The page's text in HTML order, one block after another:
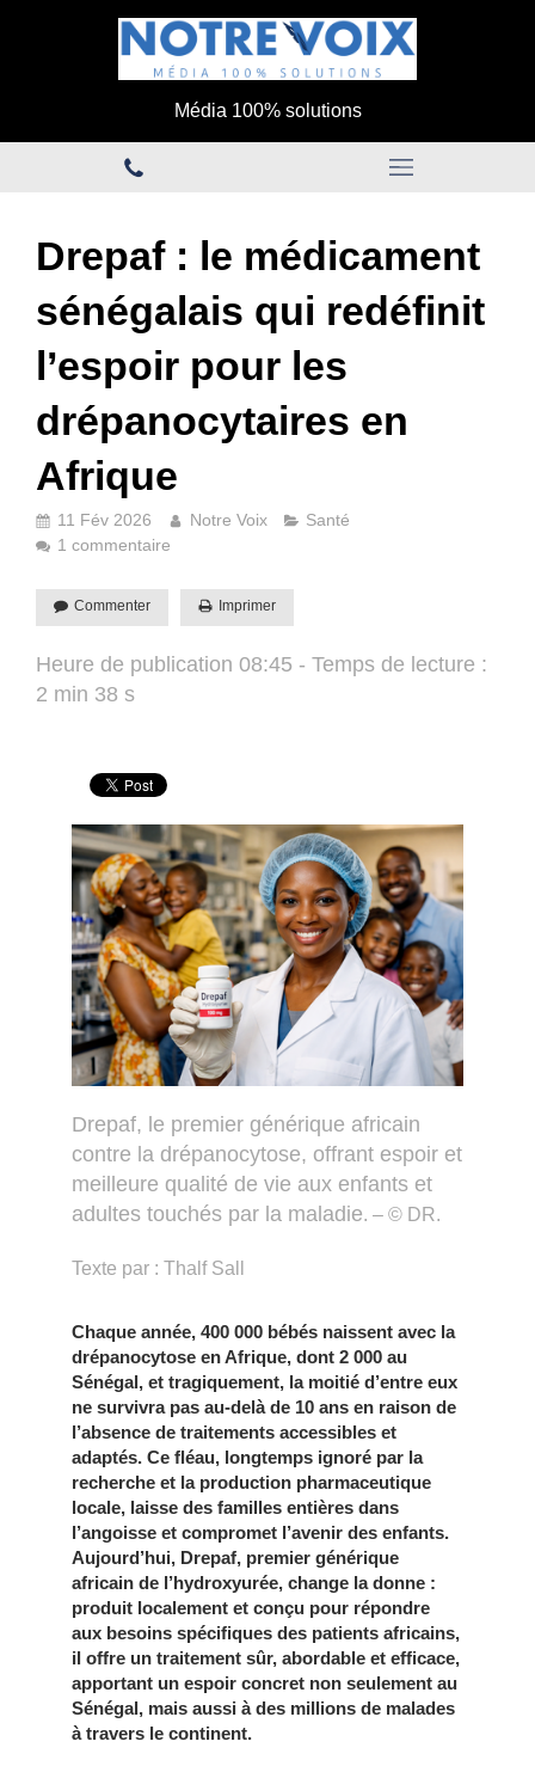
Média 100% solutions
Drepaf : le médicament
sénégalais qui redéfinit
l’espoir pour les
drépanocytaires en
Afrique
11 Fév 2026 Notre Voix
Santé
1 commentaire
Commenter Imprimer
Heure de publication 08:45 - Temps de lecture :
2 min 38 s
Drepaf, le premier générique africain
contre la drépanocytose, offrant espoir et
meilleure qualité de vie aux enfants et
adultes touchés par la maladie. – © DR.
Texte par : Thalf Sall
Chaque année, 400 000 bébés naissent avec la
drépanocytose en Afrique, dont 2 000 au
Sénégal, et tragiquement, la moitié d’entre eux
ne survivra pas au-delà de 10 ans en raison de
l’absence de traitements accessibles et
adaptés. Ce fléau, longtemps ignoré par la
recherche et la production pharmaceutique
locale, laisse des familles entières dans
l’angoisse et compromet l’avenir des enfants.
Aujourd’hui, Drepaf, premier générique
africain de l’hydroxyurée, change la donne :
produit localement et conçu pour répondre
aux besoins spécifiques des patients africains,
il offre un traitement sûr, abordable et efficace,
apportant un espoir concret non seulement au
Sénégal, mais aussi à des millions de malades
à travers le continent.